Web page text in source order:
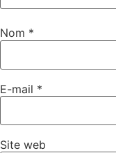
Nom *
E-mail *
Site web